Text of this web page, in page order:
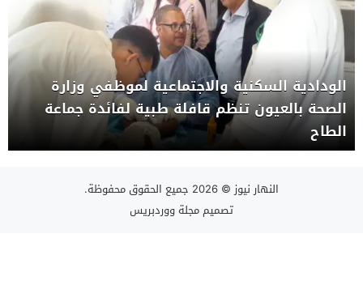
الودادية السكنية والاجتماعية لموظفي وزارة
الصحة بالعيون تنظم قافلة طبية لفائدة جماعة
الطاح
النهار نيوز © 2026 جميع الحقوق محفوظة.
تصميممجلة ووردبريس